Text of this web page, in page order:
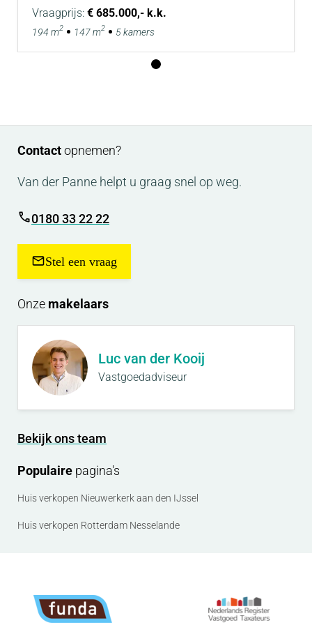
Van der Panne woning- & bedrijfsmakelaardij is de
makelaar van de verkoper. Neem uw eigen NVM-
makelaar mee, voor goed advies bij de aankoop
Vraagprijs: € 685.000,- k.k.
194 m2 147 m2 5 kamers
Contactopnemen?
Van der Panne helpt u graag snel op weg.
0180 33 22 22
Stel een vraag
Onze makelaars
Luc van der Kooij
Vastgoedadviseur
Bekijk ons team
Populaire pagina's
Huis verkopen Nieuwerkerk aan den IJssel
Huis verkopen Rotterdam Nesselande